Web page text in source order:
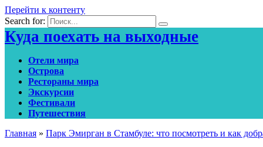
Перейти к контенту
Search for:
Куда поехать на выходные
Отели мира
Острова
Рестораны мира
Экскурсии
Фестивали
Путешествия
Главная » Парк Эмирган в Стамбуле: что посмотреть и как